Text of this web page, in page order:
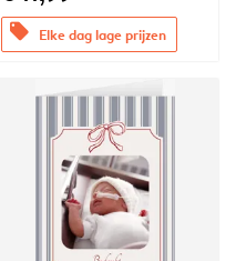
offers Elke dag lage prijzen